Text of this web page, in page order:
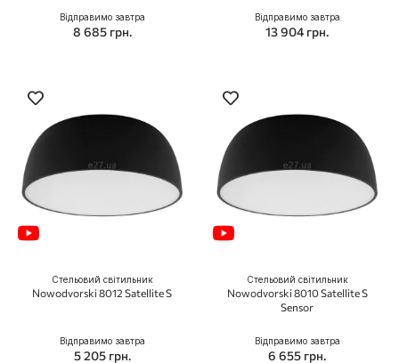
Відправимо завтра
8 685 грн.
Відправимо завтра
13 904 грн.
Стельовий світильник
Nowodvorski 8012 Satellite S
Відправимо завтра
5 205 грн.
Стельовий світильник
Nowodvorski 8010 Satellite S
Sensor
Відправимо завтра
6 655 грн.